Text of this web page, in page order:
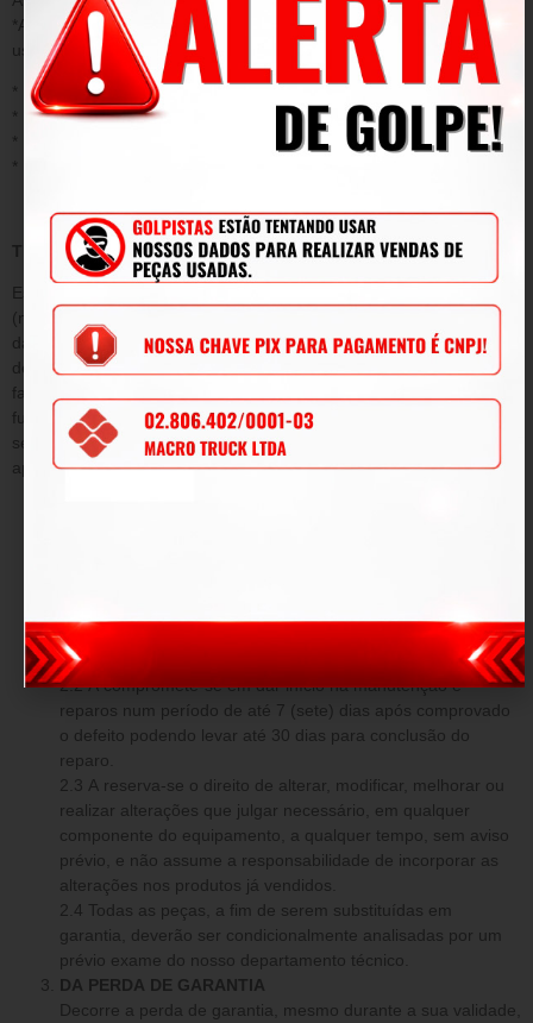
*Acidentes/ uso inadequado do produto/ sinistro/ negligência ou
uso fora das conformidades.
* Desgaste ou danos causados por agentes naturais;
* Instalação ou aplicação inadequada;
* Modificações, adaptações e adulterações no produto original
* Mau uso;
TERMO DE GARANTIA
Este termo tem como objetivo garantir pelo período de 90
(noventa) dias de prazo, tempo determinado por lei a contar da
data de emissão da Nota Fiscal de venda e conforme condições
descritas abaixo, a qualidade do produto contra defeitos de
fabricação que venham afetar a integridade física e/ou o
funcionamento do mesmo, durante este período, será submetida
sem ônus para o cliente, todas as peças e componentes que
apresentarem defeitos comprovados de projeto e/ou fabricação.
avarias prévias, a tem o dever de reparar os danos o mais
breve possível, sem custo adicional.
2.2 A compromete-se em dar início na manutenção e
reparos num período de até 7 (sete) dias após comprovado
o defeito podendo levar até 30 dias para conclusão do
reparo.
2.3 A reserva-se o direito de alterar, modificar, melhorar ou
realizar alterações que julgar necessário, em qualquer
componente do equipamento, a qualquer tempo, sem aviso
prévio, e não assume a responsabilidade de incorporar as
alterações nos produtos já vendidos.
2.4 Todas as peças, a fim de serem substituídas em
garantia, deverão ser condicionalmente analisadas por um
prévio exame do nosso departamento técnico.
DA PERDA DE GARANTIA
Decorre a perda de garantia, mesmo durante a sua validade,